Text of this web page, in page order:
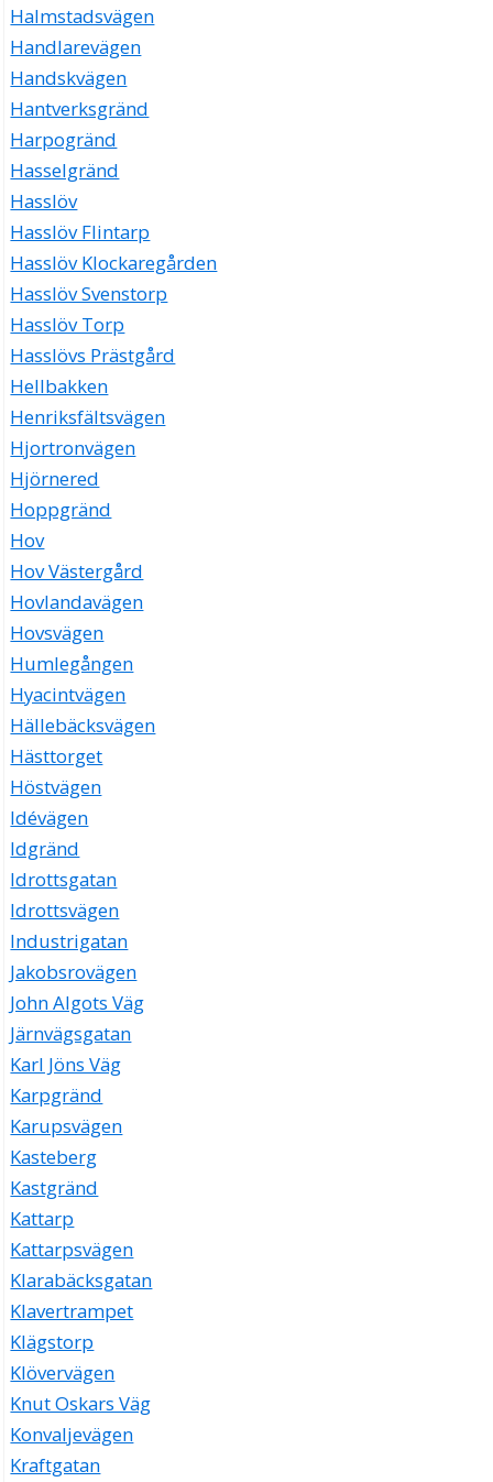
Halmstadsvägen
Handlarevägen
Handskvägen
Hantverksgränd
Harpogränd
Hasselgränd
Hasslöv
Hasslöv Flintarp
Hasslöv Klockaregården
Hasslöv Svenstorp
Hasslöv Torp
Hasslövs Prästgård
Hellbakken
Henriksfältsvägen
Hjortronvägen
Hjörnered
Hoppgränd
Hov
Hov Västergård
Hovlandavägen
Hovsvägen
Humlegången
Hyacintvägen
Hällebäcksvägen
Hästtorget
Höstvägen
Idévägen
Idgränd
Idrottsgatan
Idrottsvägen
Industrigatan
Jakobsrovägen
John Algots Väg
Järnvägsgatan
Karl Jöns Väg
Karpgränd
Karupsvägen
Kasteberg
Kastgränd
Kattarp
Kattarpsvägen
Klarabäcksgatan
Klavertrampet
Klägstorp
Klövervägen
Knut Oskars Väg
Konvaljevägen
Kraftgatan